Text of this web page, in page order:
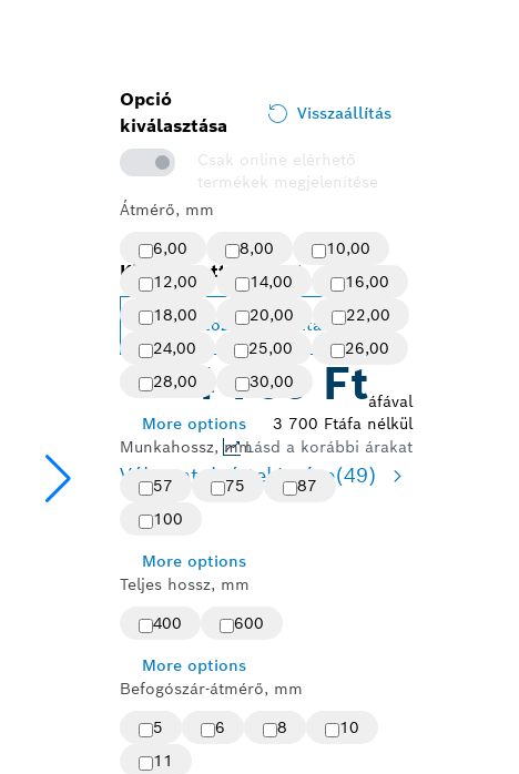
Opció
kiválasztása
Visszaállítás
Csak online elérhető
termékek megjelenítése
Átmérő, mm
6,00
8,00
10,00
12,00
14,00
16,00
18,00
20,00
22,00
24,00
25,00
26,00
28,00
30,00
More options
Munkahossz, mm
57
75
87
100
More options
Teljes hossz, mm
400
600
More options
Befogószár-átmérő, mm
5
6 8
10
11
Kiválasztott változat
Változat módosítása
4 700 Ftáfával
3 700 Ftáfa nélkül
Lásd a korábbi árakat
Változatok áttekintése(49)